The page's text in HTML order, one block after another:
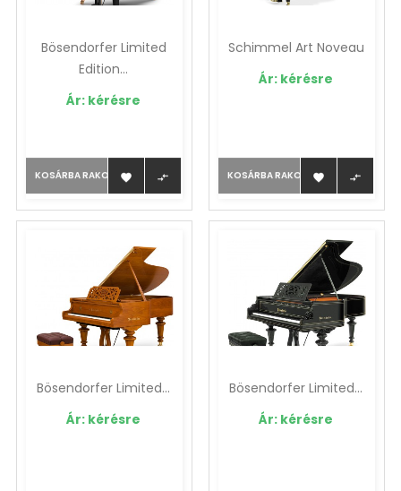
Bösendorfer Limited
Edition...
Ár: kérésre
KOSÁRBA RAKOM  
Schimmel Art Noveau
Ár: kérésre
KOSÁRBA RAKOM  
Bösendorfer Limited...
Ár: kérésre
Bösendorfer Limited...
Ár: kérésre